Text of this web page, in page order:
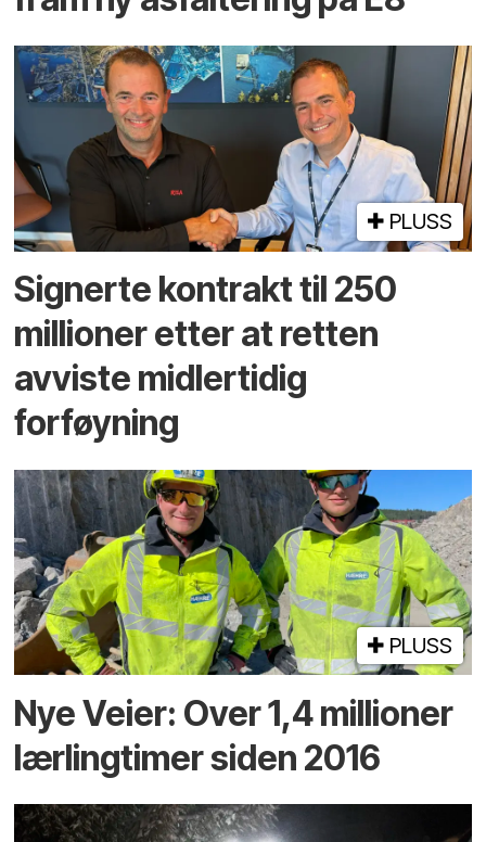
PLUSS
Signerte kontrakt til 250
millioner etter at retten
avviste midlertidig
forføyning
PLUSS
Nye Veier: Over 1,4 millioner
lærlingtimer siden 2016